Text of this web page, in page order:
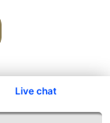
Live chat